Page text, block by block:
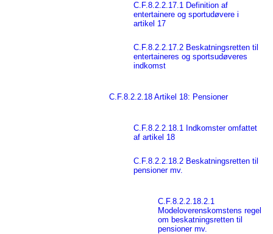
C.F.8.2.2.17.1 Definition af
entertainere og sportudøvere i
artikel 17
C.F.8.2.2.17.2 Beskatningsretten til
entertaineres og sportsudøveres
indkomst
C.F.8.2.2.18 Artikel 18: Pensioner
C.F.8.2.2.18.1 Indkomster omfattet
af artikel 18
C.F.8.2.2.18.2 Beskatningsretten til
pensioner mv.
C.F.8.2.2.18.2.1
Modeloverenskomstens regel
om beskatningsretten til
pensioner mv.